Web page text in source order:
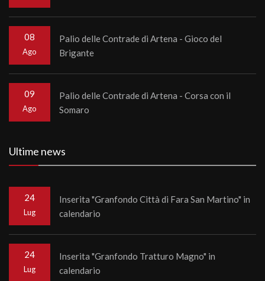
08
Ago
Palio delle Contrade di Artena - Gioco del
Brigante
09
Ago
Palio delle Contrade di Artena - Corsa con il
Somaro
Ultime news
24
Lug
Inserita "Granfondo Città di Fara San Martino" in
calendario
24
Lug
Inserita "Granfondo Tratturo Magno" in
calendario